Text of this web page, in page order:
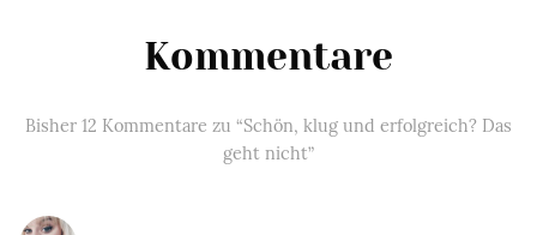
Kommentare
Bisher 12 Kommentare zu “Schön, klug und erfolgreich? Das
geht nicht”